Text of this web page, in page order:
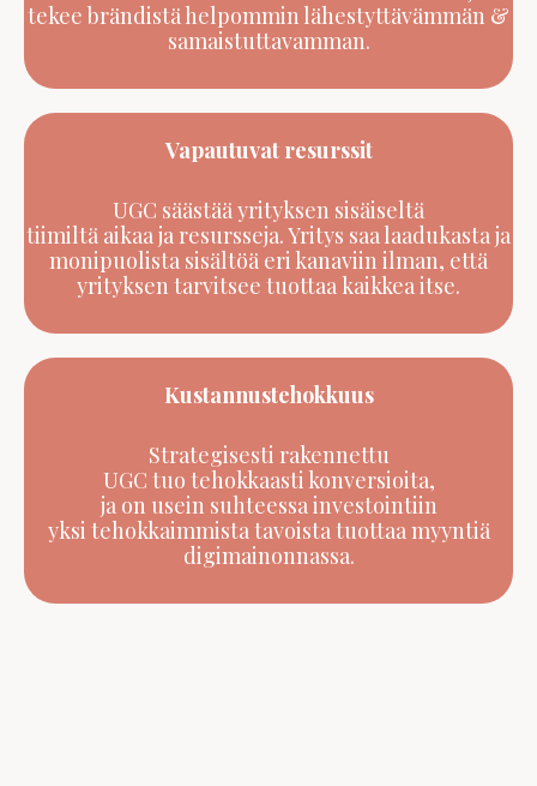
tekee brändistä helpommin lähestyttävämmän &
samaistuttavamman.
Vapautuvat resurssit
UGC säästää yrityksen sisäiseltä
tiimiltä aikaa ja resursseja. Yritys saa laadukasta ja
monipuolista sisältöä eri kanaviin ilman, että
yrityksen tarvitsee tuottaa kaikkea itse.
Kustannustehokkuus
Strategisesti rakennettu
UGC tuo tehokkaasti konversioita,
ja on usein suhteessa investointiin
yksi tehokkaimmista tavoista tuottaa myyntiä
digimainonnassa.